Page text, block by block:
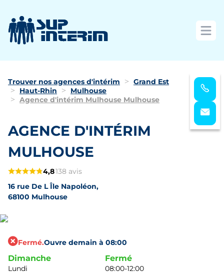
Trouver nos agences d'intérim
Grand Est
Haut-Rhin
Mulhouse
Agence d'intérim Mulhouse Mulhouse
AGENCE D'INTÉRIM
MULHOUSE
4,8138 avis
16 rue De L Île Napoléon,
68100 Mulhouse
Fermé.Ouvre demain à 08:00
Dimanche Fermé
Lundi
08:00-12:00